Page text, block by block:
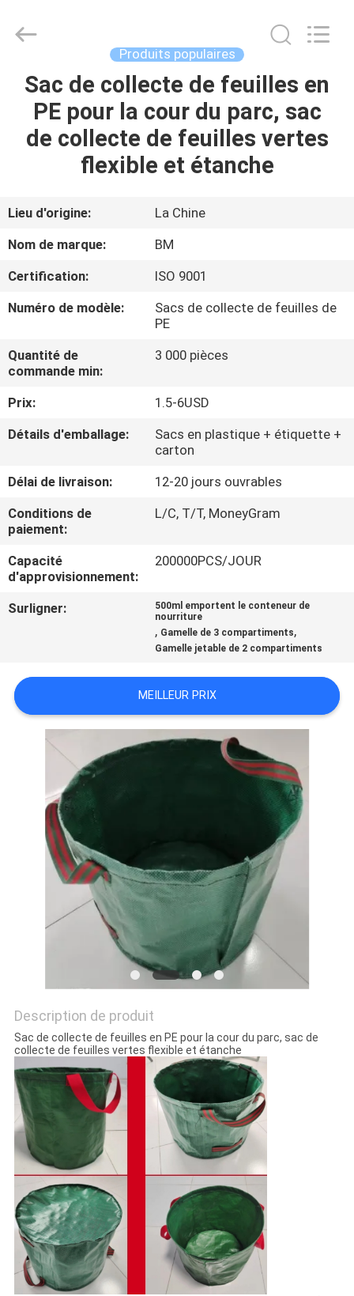
MAISON
VIDÉOS
À
PROPOS
DE
NOUS
DE
L'USINE
CONTRÔLE
DE
LA
QUALITÉ
CONTACTER
NOUVELLES
DEMANDEZ
UN DEVIS
PLAN
CONFIDENTIALITÉ
and
Exporting
Reserved.
Produits populaires
Sac de collecte de feuilles en
PE pour la cour du parc, sac
de collecte de feuilles vertes
flexible et étanche
Lieu d'origine:
La Chine
Nom de marque:
BM
Certification:
ISO 9001
Numéro de modèle:
Sacs de collecte de feuilles de
PE
Quantité de
commande min:
3 000 pièces
Prix:
1.5-6USD
Détails d'emballage:
Sacs en plastique + étiquette +
carton
Délai de livraison:
12-20 jours ouvrables
Conditions de
paiement:
L/C, T/T, MoneyGram
Capacité
d'approvisionnement:
200000PCS/JOUR
Surligner:
500ml emportent le conteneur de
nourriture
, Gamelle de 3 compartiments,
Gamelle jetable de 2 compartiments
MEILLEUR PRIX
Description de produit
Sac de collecte de feuilles en PE pour la cour du parc, sac de
collecte de feuilles vertes flexible et étanche